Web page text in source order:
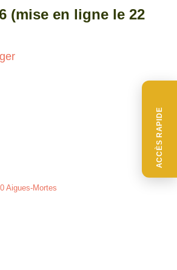
ACCÈS RAPIDE
(mise en ligne le 22
Aigues-Mortes